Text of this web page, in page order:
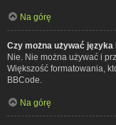
Na górę
Czy można używać języka
Nie. Nie można używać i
Większość formatowania,
BBCode.
Na górę